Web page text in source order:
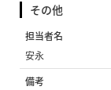
その他
担当者名
安永
備考